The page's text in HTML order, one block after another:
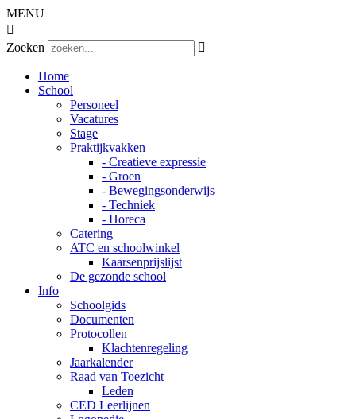
MENU

Zoeken

Home
School
Personeel
Vacatures
Stage
Praktijkvakken
- Creatieve expressie
- Groen
- Bewegingsonderwijs
- Techniek
- Horeca
Catering
ATC en schoolwinkel
Kaarsenprijslijst
De gezonde school
Info
Schoolgids
Documenten
Protocollen
Klachtenregeling
Jaarkalender
Raad van Toezicht
Leden
CED Leerlijnen